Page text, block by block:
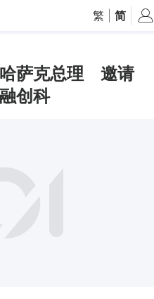
繁 简
萨克总理 邀请
创科